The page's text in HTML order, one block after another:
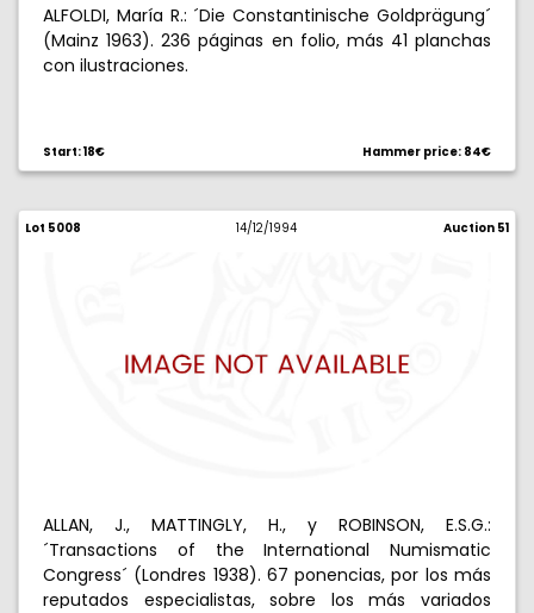
ALFOLDI, María R.: ´Die Constantinische Goldprägung´
(Mainz 1963). 236 páginas en folio, más 41 planchas
con ilustraciones.
Start: 18€ Hammer price: 84€
Lot 5008 14/12/1994 Auction 51
ALLAN, J., MATTINGLY, H., y ROBINSON, E.S.G.:
´Transactions of the International Numismatic
Congress´ (Londres 1938). 67 ponencias, por los más
reputados especialistas, sobre los más variados